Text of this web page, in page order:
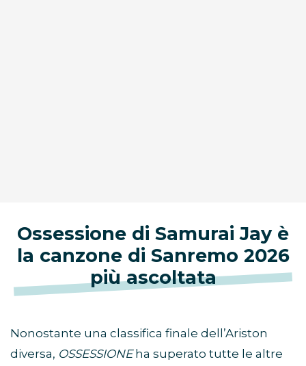
Ossessione di Samurai Jay è
la canzone di Sanremo 2026
più ascoltata
Nonostante una classifica finale dell’Ariston
diversa, OSSESSIONEha superato tutte le altre